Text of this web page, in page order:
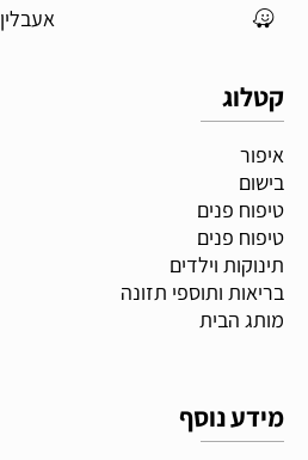
אעבלין
קטלוג
איפור
בישום
טיפוח פנים
טיפוח פנים
תינוקות וילדים
בריאות ותוספי תזונה
מותג הבית
מידע נוסף